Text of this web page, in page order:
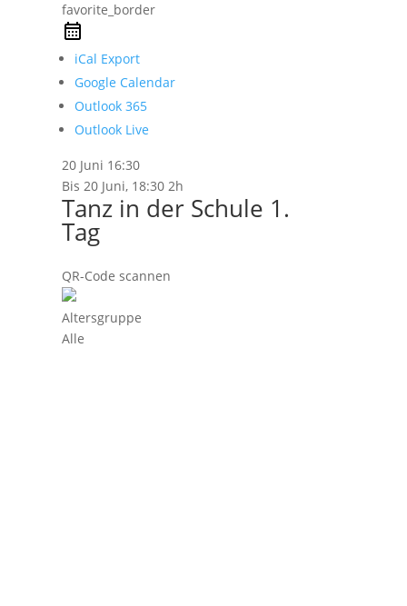
favorite_border
iCal Export
Google Calendar
Outlook 365
Outlook Live
20 Juni 16:30
Bis 20 Juni, 18:30 2h
Tanz in der Schule 1.
Tag
QR-Code scannen
Altersgruppe
Alle